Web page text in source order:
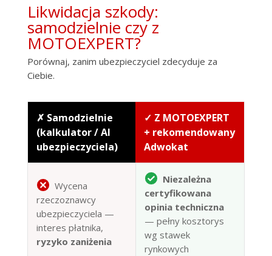
Likwidacja szkody:
samodzielnie czy z
MOTOEXPERT?
Porównaj, zanim ubezpieczyciel zdecyduje za
Ciebie.
✗ Samodzielnie
(kalkulator / AI
ubezpieczyciela)
✓ Z MOTOEXPERT
+ rekomendowany
Adwokat
Wycena
rzeczoznawcy
ubezpieczyciela —
interes płatnika,
ryzyko zaniżenia
Niezależna
certyfikowana
opinia techniczna
— pełny kosztorys
wg stawek
rynkowych